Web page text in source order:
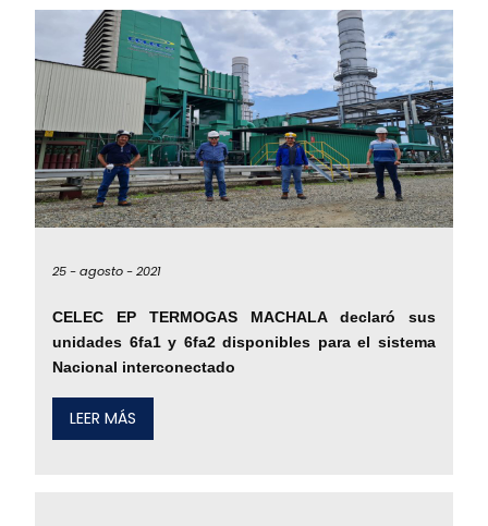
25 -agosto -2021
CELEC EP TERMOGAS MACHALA declaró sus
unidades 6fa1 y 6fa2 disponibles para el sistema
Nacional interconectado
LEER MÁS